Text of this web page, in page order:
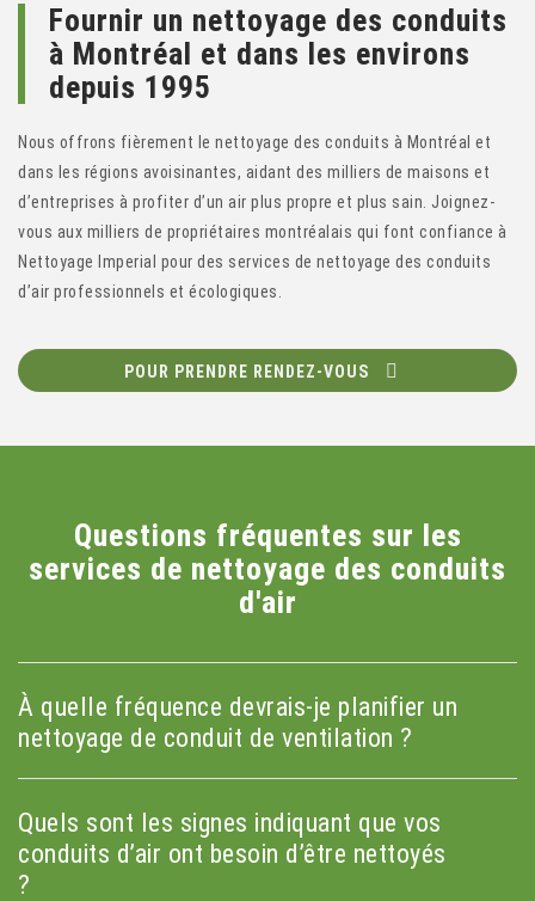
Fournir un nettoyage des conduits
à Montréal et dans les environs
depuis 1995
Nous offrons fièrement le nettoyage des conduits à Montréal et
dans les régions avoisinantes, aidant des milliers de maisons et
d’entreprises à profiter d’un air plus propre et plus sain. Joignez-
vous aux milliers de propriétaires montréalais qui font confiance à
Nettoyage Imperial pour des services de nettoyage des conduits
d’air professionnels et écologiques.
POUR PRENDRE RENDEZ-VOUS
Questions fréquentes sur les
services de nettoyage des conduits
d'air
À quelle fréquence devrais-je planifier un
nettoyage de conduit de ventilation ?
Quels sont les signes indiquant que vos
conduits d’air ont besoin d’être nettoyés
?